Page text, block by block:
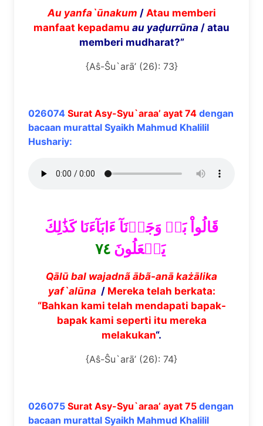
Au yanfa`ūnakum / Atau memberi
manfaat kepadamu au yaḍurrūna / atau
memberi mudharat?”
{Aŝ-Ŝu`arā’ (26): 73}
026074 Surat Asy-Syu`araa’ ayat 74 dengan
bacaan murattal Syaikh Mahmud Khalilil
Hushariy:
قَالُواْ بَلۡ وَجَدۡنَآ ءَابَآءَنَا كَذَٰلِكَ
يَفۡعَلُونَ ٧٤
Qālū bal wajadnã ābã-anā każālika
yaf`alūna/ Mereka telah berkata:
“Bahkan kami telah mendapati bapak-
bapak kami seperti itu mereka
melakukan“.
{Aŝ-Ŝu`arā’ (26): 74}
026075 Surat Asy-Syu`araa’ ayat 75 dengan
bacaan murattal Syaikh Mahmud Khalilil